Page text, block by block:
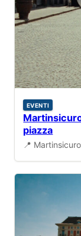
EVENTI
piazza
📍 Martinsicuro